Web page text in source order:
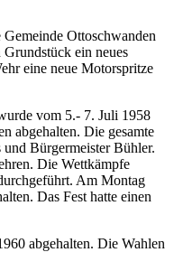
Ottoschwanden
ein neues
eine neue Motorspritze
vom 5.- 7. Juli 1958
abgehalten. Die gesamte
Bürgermeister Bühler.
Die Wettkämpfe
Am Montag
Das Fest hatte einen
abgehalten. Die Wahlen